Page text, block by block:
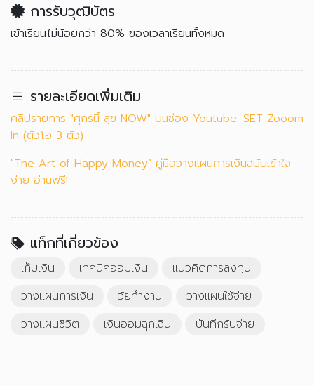
การรับวุฒิบัตร
เข้าเรียนไม่น้อยกว่า 80% ของเวลาเรียนทั้งหมด
รายละเอียดเพิ่มเติม
คลิปรายการ "ศุกร์นี้ สุข NOW" บนช่อง Youtube: SET Zooom
In (ตัวโอ 3 ตัว)
"The Art of Happy Money" คู่มือวางแผนการเงินฉบับเข้าใจ
ง่าย อ่านฟรี!
แท็กที่เกี่ยวข้อง
เก็บเงิน เทคนิคออมเงิน
แนวคิดการลงทุน
วางแผนการเงิน
วัยทำงาน
วางแผนใช้จ่าย
วางแผนชีวิต
เงินออมฉุกเฉิน บันทึกรับจ่าย